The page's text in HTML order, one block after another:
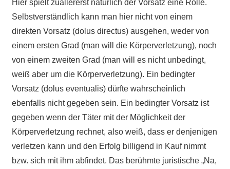
Hier spielt zuallererst natürlich der Vorsatz eine Rolle.
Selbstverständlich kann man hier nicht von einem
direkten Vorsatz (dolus directus) ausgehen, weder von
einem ersten Grad (man will die Körperverletzung), noch
von einem zweiten Grad (man will es nicht unbedingt,
weiß aber um die Körperverletzung). Ein bedingter
Vorsatz (dolus eventualis) dürfte wahrscheinlich
ebenfalls nicht gegeben sein. Ein bedingter Vorsatz ist
gegeben wenn der Täter mit der Möglichkeit der
Körperverletzung rechnet, also weiß, dass er denjenigen
verletzen kann und den Erfolg billigend in Kauf nimmt
bzw. sich mit ihm abfindet. Das berühmte juristische „Na,